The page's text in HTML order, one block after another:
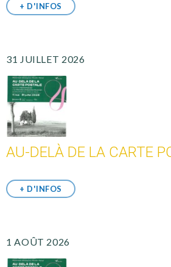
+ D'INFOS
31 JUILLET 2026
AU-DELÀ DE LA CARTE
+ D'INFOS
1 AOÛT 2026